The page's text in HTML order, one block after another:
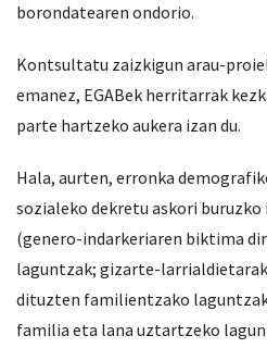
borondatearen ondorio.
Kontsultatu zaizkigun arau-
emanez, EGABek herritarrak
parte hartzeko aukera izan du.
Hala, aurten, erronka
sozialeko dekretu askori buruzko
(genero-indarkeriaren biktima
laguntzak; gizarte-
dituzten familientzako
familia eta lana uztartzeko